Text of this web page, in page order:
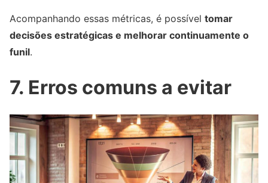
Acompanhando essas métricas, é possível tomar
decisões estratégicas e melhorar continuamente o
funil.
7. Erros comuns a evitar